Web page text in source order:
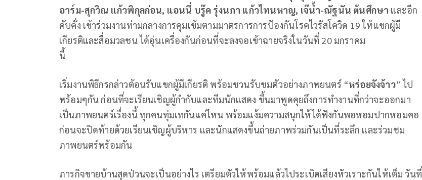
อาร์ม-สุกวิณ แก้วพิกุลก่อน, แอนนี่ บรู๊ค รุ่งนภา แก้วไทนหาญ, เจ๊น้ำ-ณัฐนัน ต้นศึกษา และอีก
คับคั่ง เข้าร่วมงานท่ามกลางการคุมเข้มตามมาตรการการป้องกันโรคไวรัสโควิด 19 ให้แขกผู้มี
เกียรติและสื่อมวลชน ได้อุ่นเครื่องกันก่อนที่จะลงจอเข้าฉายจริงในวันที่ 20 มกราคม
นี้
เริ่มงานพิธีกรกล่าวต้อนรับแขกผู้มีเกียรติ พร้อมชวนรับชมตัวอย่างภาพยนตร์ “หร่อยจังจ้าว” ไป
พร้อมๆกัน ก่อนที่จะเรียนเชิญผู้กำกับและทีมนักแสดง ขึ้นมาพูดคุยถึงการทำงานที่กว่าจะออกมา
เป็นภาพยนตร์เรื่องนี้ ทุกคนทุ่มเทกันแค่ไหน พร้อมแง้มความสนุกให้ได้ฟังกันพอหอมปากหอมคอ
ก่อนจะปิดท้ายด้วยเรียนเชิญผู้บริหาร และนักแสดงขึ้นถ่ายภาพร่วมกันเป็นที่ระลึก และร่วมชม
ภาพยนตร์พร้อมกัน
ภารกิจขายบ้านสุดป่วนจะเป็นอย่างไร เตรียมตัวให้พร้อมแล้วไประเบิดเสียงหัวเราะกันให้เต็ม วันที่